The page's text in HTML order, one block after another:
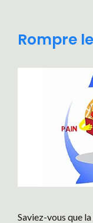
Rompre
Saviez-vous que